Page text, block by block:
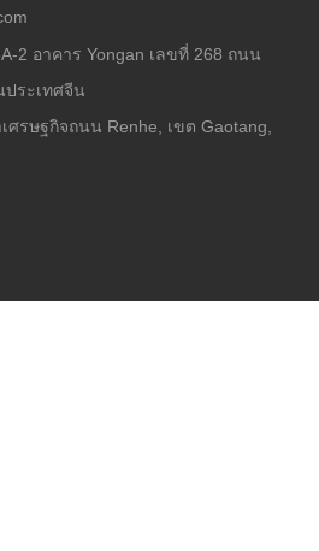
2 อาคาร Yongan เลขที่ 268 ถนน
ประเทศจีน
รษฐกิจถนน Renhe, เขต Gaotang,